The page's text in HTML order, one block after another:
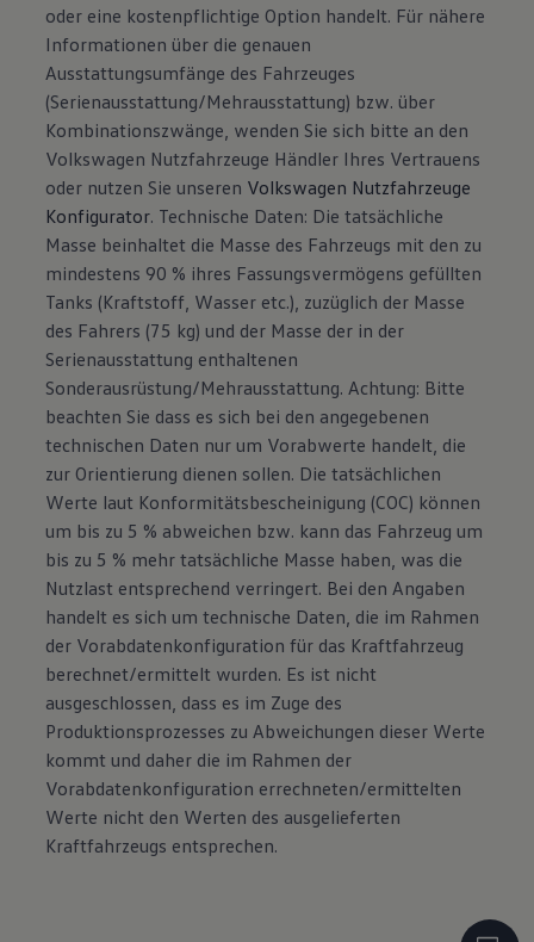
oder eine kostenpflichtige Option handelt. Für nähere
Informationen über die genauen
Ausstattungsumfänge des Fahrzeuges
(Serienausstattung/Mehrausstattung) bzw. über
Kombinationszwänge, wenden Sie sich bitte an den
Volkswagen Nutzfahrzeuge Händler Ihres Vertrauens
oder nutzen Sie unseren Volkswagen Nutzfahrzeuge
Konfigurator. Technische Daten: Die tatsächliche
Masse beinhaltet die Masse des Fahrzeugs mit den zu
mindestens 90 % ihres Fassungsvermögens gefüllten
Tanks (Kraftstoff, Wasser etc.), zuzüglich der Masse
des Fahrers (75 kg) und der Masse der in der
Serienausstattung enthaltenen
Sonderausrüstung/Mehrausstattung. Achtung: Bitte
beachten Sie dass es sich bei den angegebenen
technischen Daten nur um Vorabwerte handelt, die
zur Orientierung dienen sollen. Die tatsächlichen
Werte laut Konformitätsbescheinigung (COC) können
um bis zu 5 % abweichen bzw. kann das Fahrzeug um
bis zu 5 % mehr tatsächliche Masse haben, was die
Nutzlast entsprechend verringert. Bei den Angaben
handelt es sich um technische Daten, die im Rahmen
der Vorabdatenkonfiguration für das Kraftfahrzeug
berechnet/ermittelt wurden. Es ist nicht
ausgeschlossen, dass es im Zuge des
Produktionsprozesses zu Abweichungen dieser Werte
kommt und daher die im Rahmen der
Vorabdatenkonfiguration errechneten/ermittelten
Werte nicht den Werten des ausgelieferten
Kraftfahrzeugs entsprechen.